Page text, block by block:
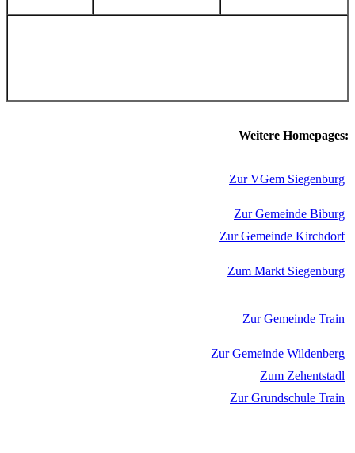
Weitere Homepages:
Zur VGem Siegenburg
Zur Gemeinde Biburg
Zur Gemeinde Kirchdorf
Zum Markt Siegenburg
Zur Gemeinde Train
Zur Gemeinde Wildenberg
Zum Zehentstadl
Zur Grundschule Train